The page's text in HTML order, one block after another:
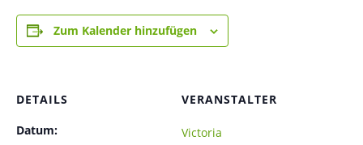
Zum Kalender hinzufügen
DETAILS
Datum:
VERANSTALTER
Victoria